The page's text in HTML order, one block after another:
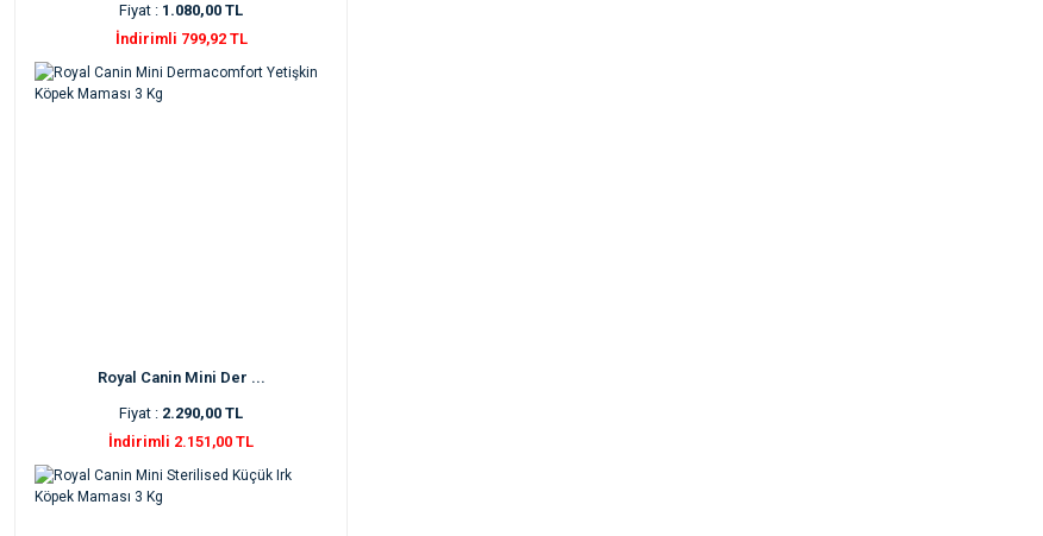
Fiyat : 1.080,00 TL
İndirimli 799,92 TL
Royal Canin Mini Der ...
Fiyat : 2.290,00 TL
İndirimli 2.151,00 TL